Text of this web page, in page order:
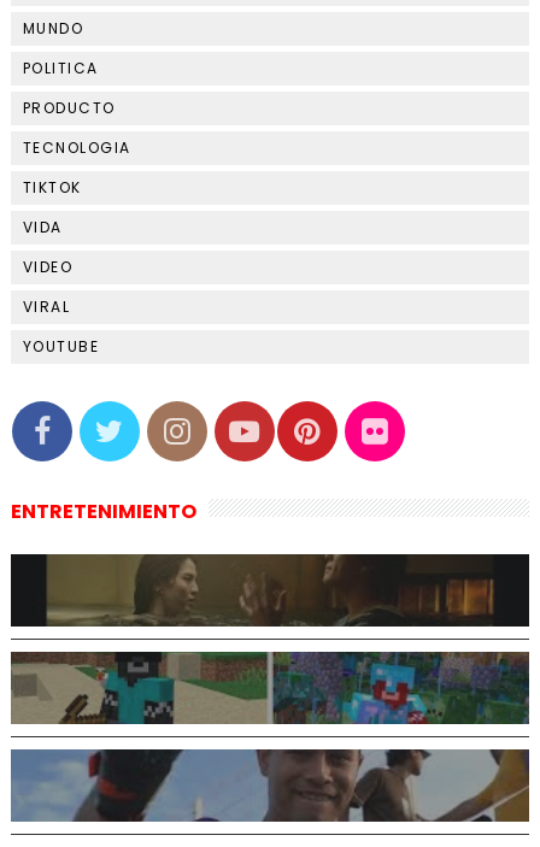
MUNDO
POLITICA
PRODUCTO
TECNOLOGIA
TIKTOK
VIDA
VIDEO
VIRAL
YOUTUBE
ENTRETENIMIENTO